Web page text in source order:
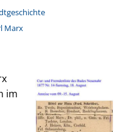
Marx
im